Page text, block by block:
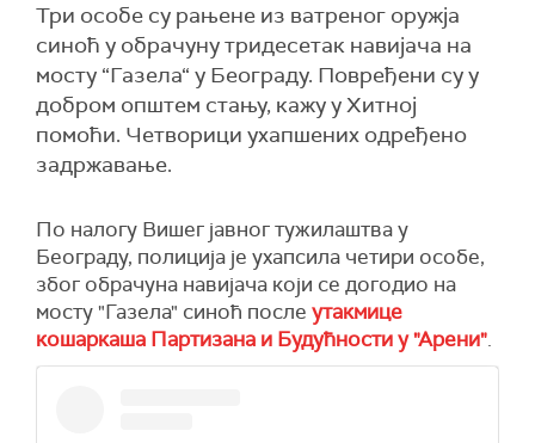
Три особе су рањене из ватреног оружја
синоћ у обрачуну тридесетак навијача на
мосту “Газела“ у Београду. Повређени су у
добром општем стању, кажу у Хитној
помоћи. Четворици ухапшених одређено
задржавање.
По налогу Вишег јавног тужилаштва у
Београду, полиција је ухапсила четири особе,
због обрачуна навијача који се догодио на
мосту "Газела" синоћ после утакмице
кошаркаша Партизана и Будућности у "Арени".